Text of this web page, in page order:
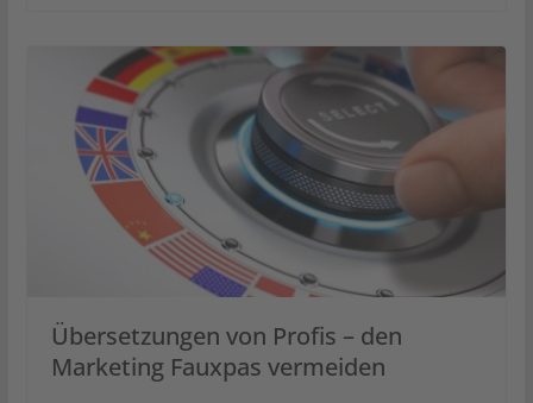
Übersetzungen von Profis – den
Marketing Fauxpas vermeiden